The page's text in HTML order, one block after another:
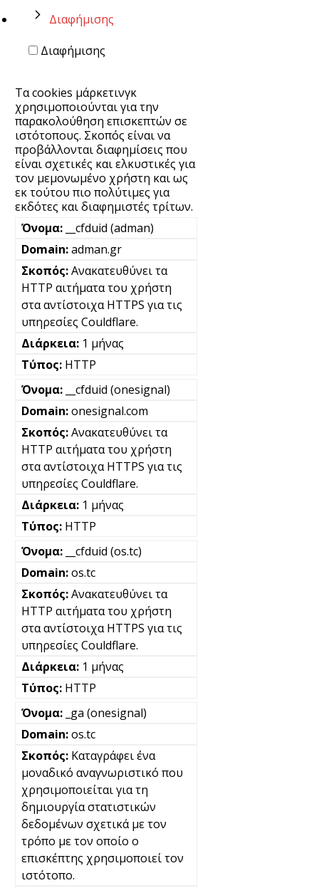
Διαφήμισης
Διαφήμισης
Τα cookies μάρκετινγκ
χρησιμοποιούνται για την
παρακολούθηση επισκεπτών σε
ιστότοπους. Σκοπός είναι να
προβάλλονται διαφημίσεις που
είναι σχετικές και ελκυστικές για
τον μεμονωμένο χρήστη και ως
εκ τούτου πιο πολύτιμες για
εκδότες και διαφημιστές τρίτων.
__cfduid (adman)
adman.gr
Ανακατευθύνει τα
HTTP αιτήματα του χρήστη
στα αντίστοιχα HTTPS για τις
υπηρεσίες Couldflare.
1 μήνας
HTTP
__cfduid (onesignal)
onesignal.com
Ανακατευθύνει τα
HTTP αιτήματα του χρήστη
στα αντίστοιχα HTTPS για τις
υπηρεσίες Couldflare.
1 μήνας
HTTP
__cfduid (os.tc)
os.tc
Ανακατευθύνει τα
HTTP αιτήματα του χρήστη
στα αντίστοιχα HTTPS για τις
υπηρεσίες Couldflare.
1 μήνας
HTTP
_ga (onesignal)
os.tc
Καταγράφει ένα
μοναδικό αναγνωριστικό που
χρησιμοποιείται για τη
δημιουργία στατιστικών
δεδομένων σχετικά με τον
τρόπο με τον οποίο ο
επισκέπτης χρησιμοποιεί τον
ιστότοπο.